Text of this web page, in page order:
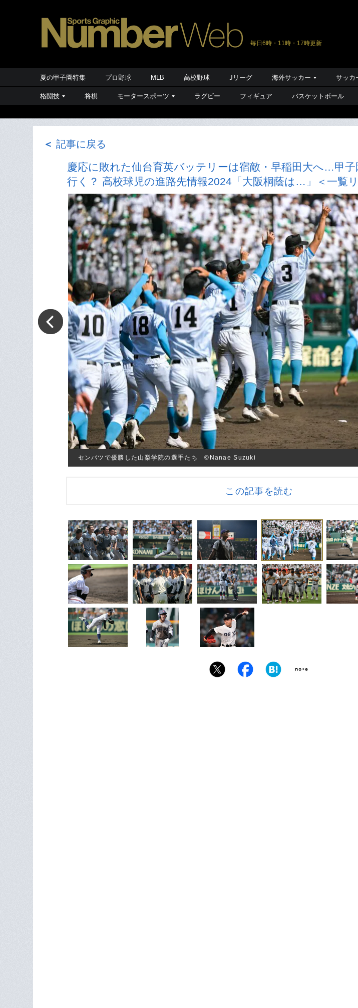
毎日6時・11時・17時更新
夏の甲子園特集 プロ野球 MLB 高校野球 Jリーグ 海外サッカー サッカ
格闘技 将棋 モータースポーツ ラグビー フィギュア バスケットボール
＜ 記事に戻る
慶応に敗れた仙台育英バッテリーは宿敵・早稲田大へ…甲
行く？ 高校球児の進路先情報2024「大阪桐蔭は…」＜一覧
センバツで優勝した山梨学院の選手たち ©Nanae Suzuki
この記事を読む